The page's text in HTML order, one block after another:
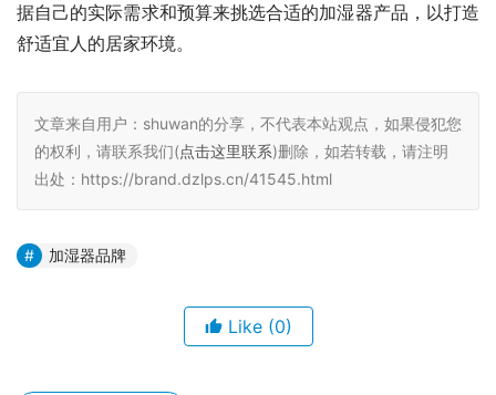
据自己的实际需求和预算来挑选合适的加湿器产品，以打造
舒适宜人的居家环境。
文章来自用户：shuwan的分享，不代表本站观点，如果侵犯您
的权利，请联系我们(点击这里联系)删除，如若转载，请注明
出处：https://brand.dzlps.cn/41545.html
加湿器品牌
Like (0)